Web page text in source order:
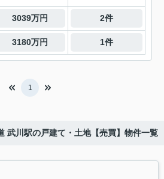
3039万円 2件
3180万円 1件
1
武川駅の戸建て・土地【売買】物件一覧